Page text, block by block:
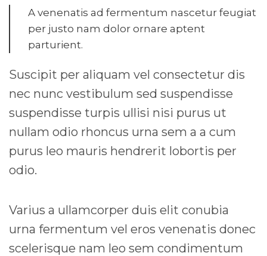
A venenatis ad fermentum nascetur feugiat
per justo nam dolor ornare aptent
parturient.
Suscipit per aliquam vel consectetur dis
nec nunc vestibulum sed suspendisse
suspendisse turpis ullisi nisi purus ut
nullam odio rhoncus urna sem a a cum
purus leo mauris hendrerit lobortis per
odio.
Varius a ullamcorper duis elit conubia
urna fermentum vel eros venenatis donec
scelerisque nam leo sem condimentum